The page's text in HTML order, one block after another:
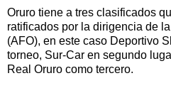
Oruro tiene a tres clasificados
ratificados por la dirigencia de
(AFO), en este caso Deportivo
torneo, Sur-Car en segundo
Real Oruro como tercero.